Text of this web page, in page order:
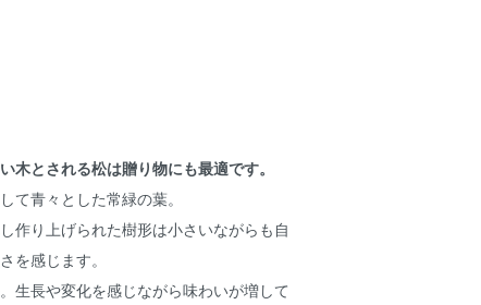
木とされる松は贈り物にも最適です。
て青々とした常緑の葉。
作り上げられた樹形は小さいながらも自
を感じます。
生長や変化を感じながら味わいが増して